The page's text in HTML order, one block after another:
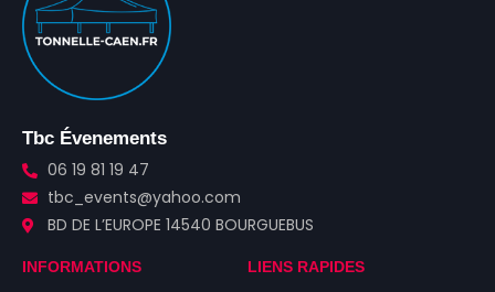
Tbc Évenements
06 19 81 19 47
tbc_events@yahoo.com
BD DE L’EUROPE 14540 BOURGUEBUS
INFORMATIONS LIENS RAPIDES